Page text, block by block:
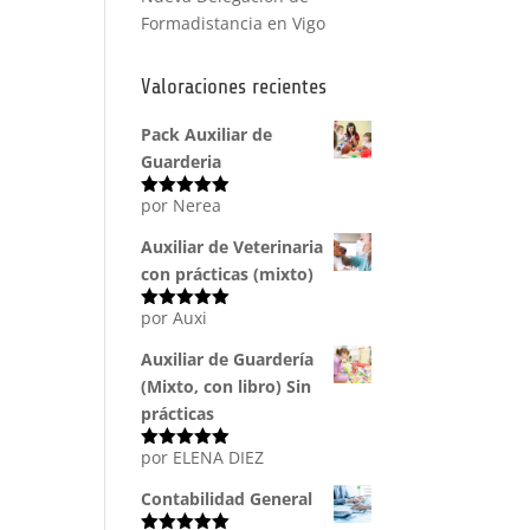
Formadistancia en Vigo
Valoraciones recientes
Pack Auxiliar de
Guarderia
Valorado
por Nerea
Auxiliar de Veterinaria
con prácticas (mixto)
Valorado
por Auxi
Auxiliar de Guardería
(Mixto, con libro) Sin
prácticas
Valorado
por ELENA DIEZ
Contabilidad General